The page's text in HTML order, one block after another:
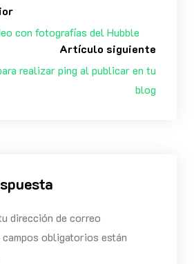
con fotografías del Hubble
Artículo siguiente
realizar ping al publicar en tu
blog
dirección de correo
obligatorios están